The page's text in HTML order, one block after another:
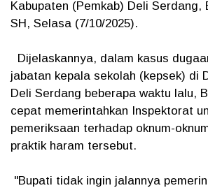
Kabupaten (Pemkab) Deli Serdang,
SH, Selasa (7/10/2025).
Dijelaskannya, dalam kasus
jabatan kepala sekolah (kepsek) di
Deli Serdang beberapa waktu lalu,
cepat memerintahkan Inspektorat
pemeriksaan terhadap oknum-
praktik haram tersebut.
"Bupati tidak ingin jalannya